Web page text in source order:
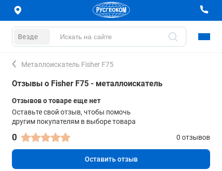
Везде
Металлоискатель Fisher F75
Отзывы о Fisher F75 - металлоискатель
Отзывов о товаре еще нет
Оставьте свой отзыв, чтобы помочь
другим покупателям в выборе товара
0 0 отзывов
Оставить отзыв